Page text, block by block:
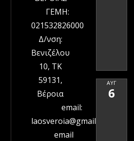
ΓΕΜΗ:
021532826000
Δ/νση:
Βενιζέλου
10, ΤΚ
59131,
Βέροια
email:
laosveroia@gmail.com
email
ΑΥΓ
6